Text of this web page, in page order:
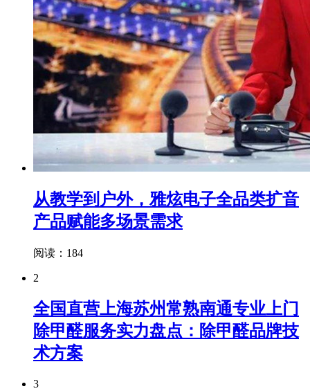
从教学到户外，雅炫电子全品类扩音
产品赋能多场景需求
阅读：184
2
全国直营上海苏州常熟南通专业上门
除甲醛服务实力盘点：除甲醛品牌技
术方案
3